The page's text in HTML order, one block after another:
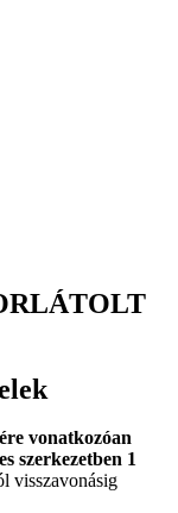
vonatkozóan
szerkezetben 1
visszavonásig